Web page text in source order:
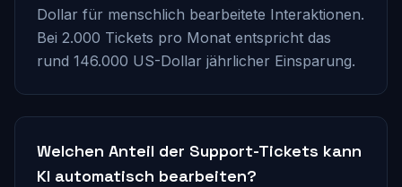
Dollar für menschlich bearbeitete Interaktionen.
Bei 2.000 Tickets pro Monat entspricht das
rund 146.000 US-Dollar jährlicher Einsparung.
Welchen Anteil der Support-Tickets kann
KI automatisch bearbeiten?